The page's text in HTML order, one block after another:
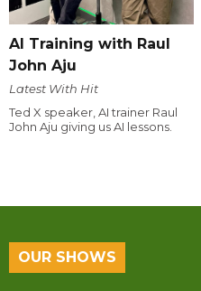
AI Training with Raul
John Aju
Latest With Hit
Ted X speaker, AI trainer Raul
John Aju giving us AI lessons.
OUR SHOWS